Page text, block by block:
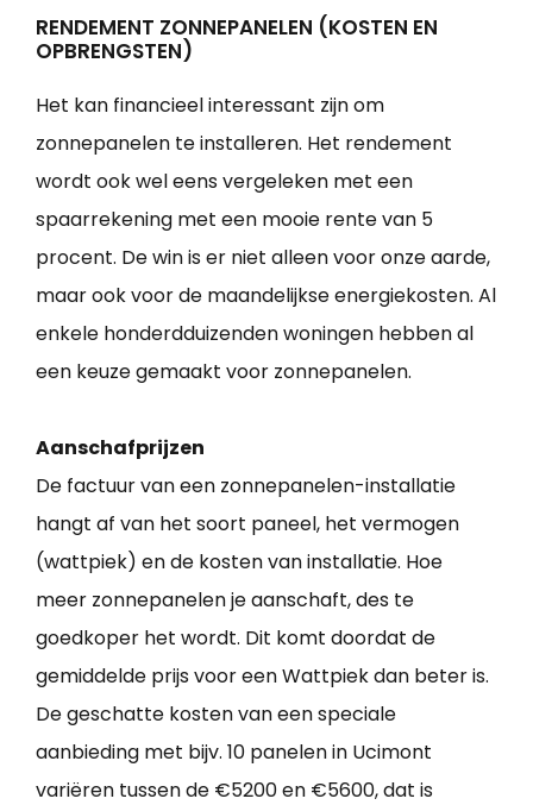
RENDEMENT ZONNEPANELEN (KOSTEN EN
OPBRENGSTEN)
Het kan financieel interessant zijn om
zonnepanelen te installeren. Het rendement
wordt ook wel eens vergeleken met een
spaarrekening met een mooie rente van 5
procent. De win is er niet alleen voor onze aarde,
maar ook voor de maandelijkse energiekosten. Al
enkele honderdduizenden woningen hebben al
een keuze gemaakt voor zonnepanelen.
Aanschafprijzen
De factuur van een zonnepanelen-installatie
hangt af van het soort paneel, het vermogen
(wattpiek) en de kosten van installatie. Hoe
meer zonnepanelen je aanschaft, des te
goedkoper het wordt. Dit komt doordat de
gemiddelde prijs voor een Wattpiek dan beter is.
De geschatte kosten van een speciale
aanbieding met bijv. 10 panelen in Ucimont
variëren tussen de €5200 en €5600, dat is